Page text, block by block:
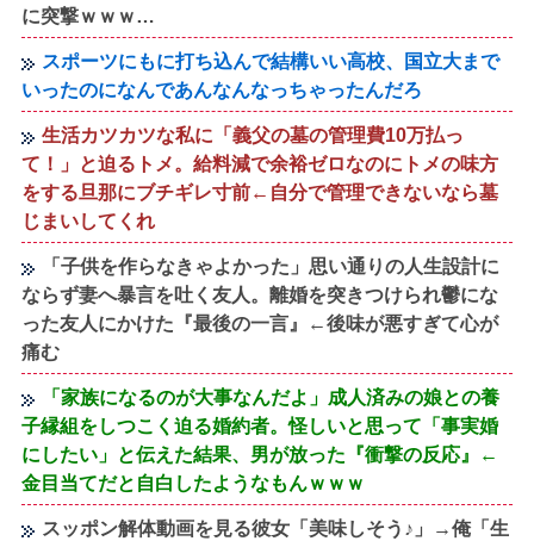
に突撃ｗｗｗ…
スポーツにもに打ち込んで結構いい高校、国立大まで
いったのになんであんなんなっちゃったんだろ
生活カツカツな私に「義父の墓の管理費10万払っ
て！」と迫るトメ。給料減で余裕ゼロなのにトメの味方
をする旦那にブチギレ寸前←自分で管理できないなら墓
じまいしてくれ
「子供を作らなきゃよかった」思い通りの人生設計に
ならず妻へ暴言を吐く友人。離婚を突きつけられ鬱にな
った友人にかけた『最後の一言』←後味が悪すぎて心が
痛む
「家族になるのが大事なんだよ」成人済みの娘との養
子縁組をしつこく迫る婚約者。怪しいと思って「事実婚
にしたい」と伝えた結果、男が放った『衝撃の反応』←
金目当てだと自白したようなもんｗｗｗ
スッポン解体動画を見る彼女「美味しそう♪」→俺「生